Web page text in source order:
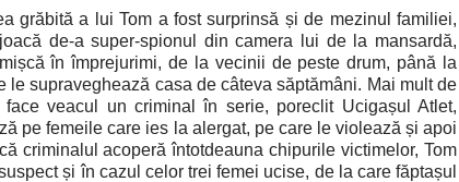
grăbită a lui Tom a fost surprinsă și de mezinul familiei,
de-a super-spionul din camera lui de la mansardă,
în împrejurimi, de la vecinii de peste drum, până la
le supraveghează casa de câteva săptămâni. Mai mult de
veacul un criminal în serie, poreclit Ucigașul Atlet,
pe femeile care ies la alergat, pe care le violează și apoi
criminalul acoperă întotdeauna chipurile victimelor, Tom
și în cazul celor trei femei ucise, de la care făptașul